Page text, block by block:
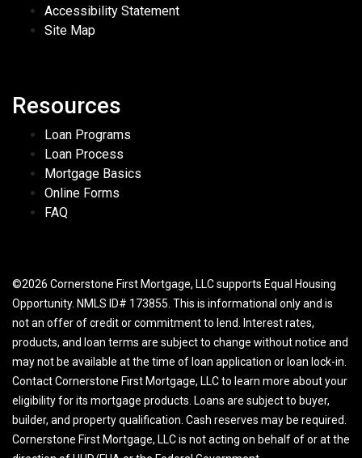
Accessibility Statement
Site Map
Resources
Loan Programs
Loan Process
Mortgage Basics
Online Forms
FAQ
©2026 Cornerstone First Mortgage, LLC supports Equal Housing
Opportunity. NMLS ID# 173855. This is informational only and is
not an offer of credit or commitment to lend. Interest rates,
products, and loan terms are subject to change without notice and
may not be available at the time of loan application or loan lock-in.
Contact Cornerstone First Mortgage, LLC to learn more about your
eligibility for its mortgage products. Loans are subject to buyer,
builder, and property qualification. Cash reserves may be required.
Cornerstone First Mortgage, LLC is not acting on behalf of or at the